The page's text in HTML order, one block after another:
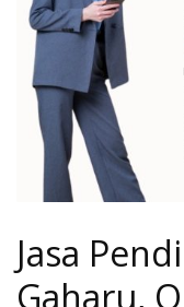
Jasa
Gaharu,